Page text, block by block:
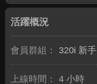
活躍概況
會員群組： 320i 新手
上線時間：
4 小時